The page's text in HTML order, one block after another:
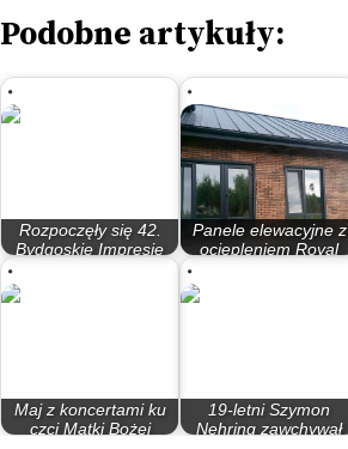
Podobne artykuły:
Rozpoczęły się 42.
Bydgoskie Impresje
Panele elewacyjne z
ociepleniem Royal
Maj z koncertami ku
czci Matki Bożej
19-letni Szymon
Nehring zawchywał